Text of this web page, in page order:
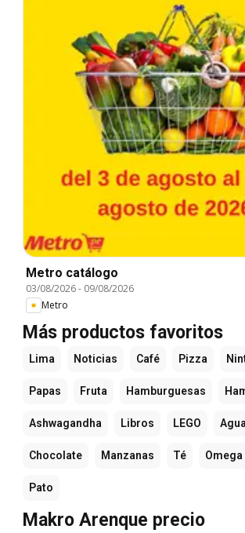
Metro catálogo
03/08/2026- 09/08/2026
Metro
Más productos favoritos
Lima Noticias Café Pizza
Papas Fruta Hamburguesas
Ashwagandha Libros LEGO Agua
Chocolate Manzanas Té Omega
Pato
Makro Arenque precio